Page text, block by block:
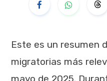
Este es un resumen
migratorias más